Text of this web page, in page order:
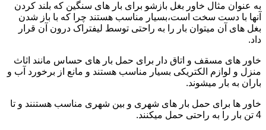
به عنوان مثال خاور بغل بازشو برای بار های سنگین که بلند کردن
آنها با دست سخت است،بسیار مناسب هستند چرا که با باز شدن
بغل های آن میتوان بار را به راحتی توسط لیفتراک درون آن قرار
داد.
خاور های مسقف و اتاق دار برای حمل بار های حساس مانند اثاث
منزل و لوازم الکتریکی بسیار مناسب هستند و مانع از برخورد آب و
باران به بار میشوند.
خاور ها برای حمل بار های شهری و بین شهری مناسب هستنند و تا
4 تن بار را به راحتی حمل میکنند.